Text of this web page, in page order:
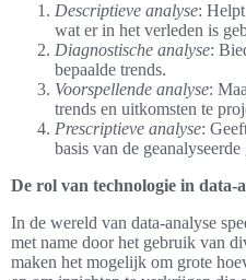
Descriptieve analyse:
wat er in het verleden is
Diagnostische analyse:
bepaalde trends.
Voorspellende analyse:
trends en uitkomsten te
Prescriptieve analyse:
basis van de geanalyseerde
De rol van technologie in data-
In de wereld van data-analyse
met name door het gebruik van
maken het mogelijk om grote